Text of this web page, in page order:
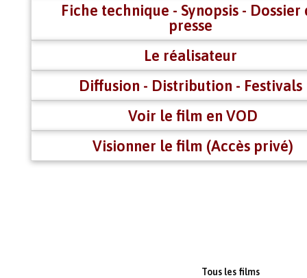
Fiche technique - Synopsis - Dossier
presse
Le réalisateur
Diffusion - Distribution - Festivals
Voir le film en VOD
Visionner le film (Accès privé)
Tous les films